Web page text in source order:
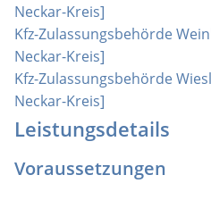
Neckar-Kreis]
Kfz-Zulassungsbehörde
Neckar-Kreis]
Kfz-Zulassungsbehörde
Neckar-Kreis]
Leistungsdetails
Voraussetzungen